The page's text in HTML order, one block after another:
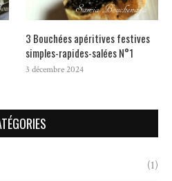
3 Bouchées apéritives festives
simples-rapides-salées N°1
3 décembre 2024
(1)